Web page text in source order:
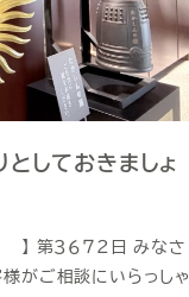
としておきましょ
第３６７２日 みなさ
がご相談にいらっしゃ